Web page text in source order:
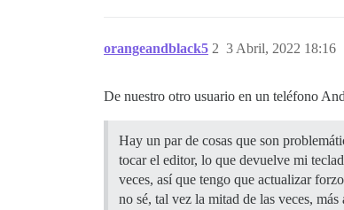
orangeandblack5 3 Abril, 2022 18:16
2
De nuestro otro usuario en un teléfono
Hay un par de cosas que son
tocar el editor, lo que devuelve mi
veces, así que tengo que actualizar
no sé, tal vez la mitad de las veces,